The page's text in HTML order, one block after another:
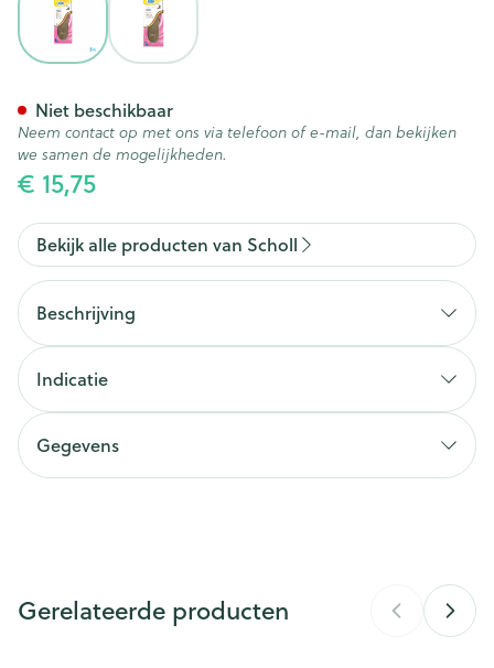
€ 15,75
Niet beschikbaar
Neem contact op met ons via telefoon of e-mail, dan bekijken
we samen de mogelijkheden.
Bekijk alle producten van Scholl
Beschrijving
Indicatie
Gegevens
Merken Scholl
Gerelateerde producten